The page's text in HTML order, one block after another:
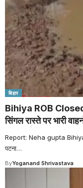
बिहार
Bihiya ROB Closed:
सिंगल रास्ते पर भारी
Report: Neha gupta Bihiya
पटना…
ByYoganand Shrivastava